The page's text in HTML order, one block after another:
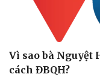
Vì sao bà Nguyệt
cách ĐBQH?